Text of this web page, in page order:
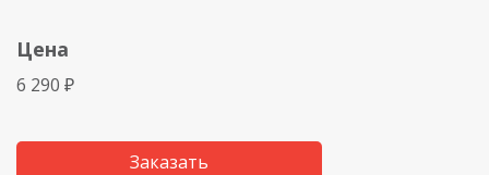
Цена
6 290 ₽
Заказать